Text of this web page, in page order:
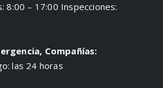
8:00 – 17:00 Inspecciones:
Compañías:
las 24 horas